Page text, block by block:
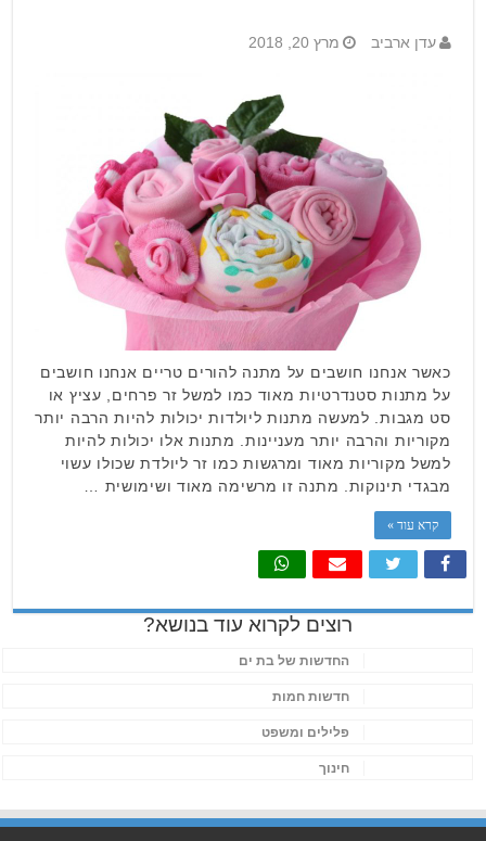
עדן ארביב מרץ 20, 2018
כאשר אנחנו חושבים על מתנה להורים טריים אנחנו חושבים
על מתנות סטנדרטיות מאוד כמו למשל זר פרחים, עציץ או
סט מגבות. למעשה מתנות ליולדות יכולות להיות הרבה יותר
מקוריות והרבה יותר מעניינות. מתנות אלו יכולות להיות
למשל מקוריות מאוד ומרגשות כמו זר ליולדת שכולו עשוי
מבגדי תינוקות. מתנה זו מרשימה מאוד ושימושית …
קרא עוד »
רוצים לקרוא עוד בנושא?
החדשות של בת ים
חדשות חמות
פלילים ומשפט
חינוך